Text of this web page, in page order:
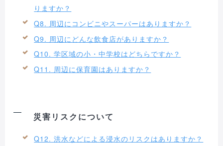
りますか？
Q8. 周辺にコンビニやスーパーはありますか？
Q9. 周辺にどんな飲食店がありますか？
Q10. 学区域の小・中学校はどちらですか？
Q11. 周辺に保育園はありますか？
災害リスクについて
Q12. 洪水などによる浸水のリスクはありますか？